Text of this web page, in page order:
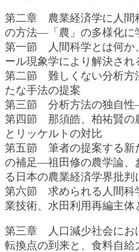
第二章 農業経済学に人間
の方法―「農」の多様化に
第一節 人間科学とは何か
ール現象学により解決され
第二節 難しくない分析方
たな手法の提案
第三節 分析方法の独自性
第四節 那須皓、柏祐賢の
とリッケルトの対比
第五節 筆者の提案する新
の補足―祖田修の農学論、
る日本の農業経済学界批
第六節 求められる人間科
業技術、水田利用再編主
第三章 人口減少社会にお
転換点の到来と、食料自給